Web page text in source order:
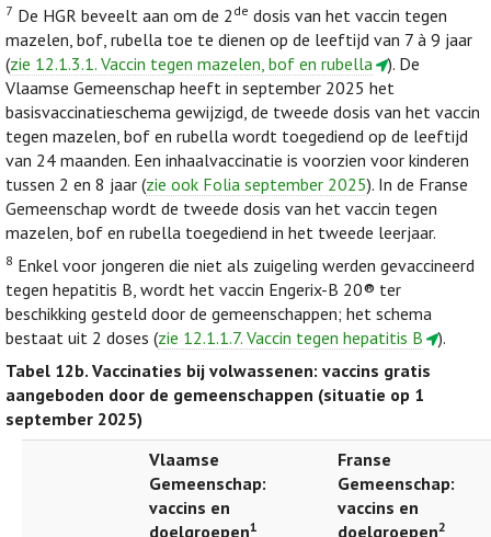
7 De HGR beveelt aan om de 2 de dosis van het vaccin tegen
mazelen, bof, rubella toe te dienen op de leeftijd van 7 à 9 jaar
(zie 12.1.3.1. Vaccin tegen mazelen, bof en rubella
). De
Vlaamse Gemeenschap heeft in september 2025 het
basisvaccinatieschema gewijzigd, de tweede dosis van het vaccin
tegen mazelen, bof en rubella wordt toegediend op de leeftijd
van 24 maanden. Een inhaalvaccinatie is voorzien voor kinderen
tussen 2 en 8 jaar (zie ook Folia september 2025). In de Franse
Gemeenschap wordt de tweede dosis van het vaccin tegen
mazelen, bof en rubella toegediend in het tweede leerjaar.
8 Enkel voor jongeren die niet als zuigeling werden gevaccineerd
tegen hepatitis B, wordt het vaccin Engerix-B 20® ter
beschikking gesteld door de gemeenschappen; het schema
bestaat uit 2 doses (zie 12.1.1.7. Vaccin tegen hepatitis B
).
Tabel 12b. Vaccinaties bij volwassenen: vaccins gratis
aangeboden door de gemeenschappen (situatie op 1
september 2025)
Vlaamse
Gemeenschap:
vaccins en
doelgroepen1
Franse
Gemeenschap:
vaccins en
doelgroepen2